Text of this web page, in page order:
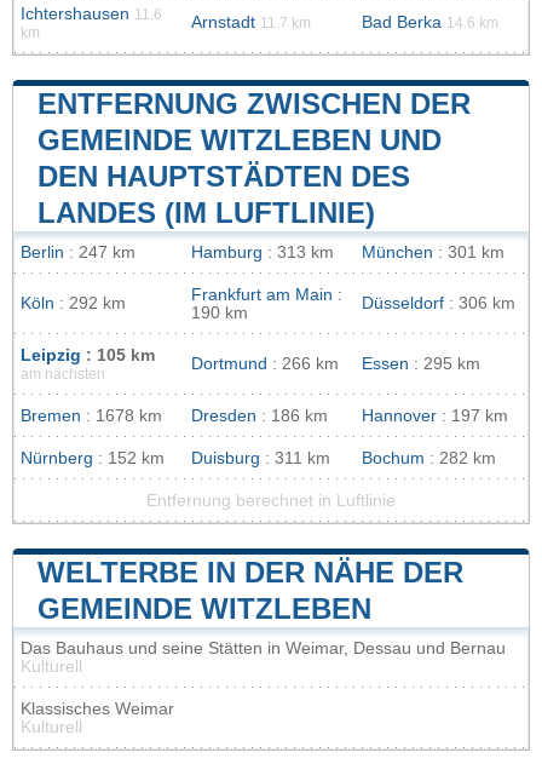
Ichtershausen 11.6
km
Arnstadt 11.7 km Bad Berka 14.6 km
ENTFERNUNG ZWISCHEN DER
GEMEINDE WITZLEBEN UND
DEN HAUPTSTÄDTEN DES
LANDES (IM LUFTLINIE)
Berlin : 247 km Hamburg : 313 km München : 301 km
Köln : 292 km Frankfurt am Main :
190 km
Düsseldorf : 306 km
Leipzig : 105 km
am nächsten
Dortmund : 266 km Essen : 295 km
Bremen : 1678 km Dresden : 186 km Hannover : 197 km
Nürnberg : 152 km Duisburg : 311 km Bochum : 282 km
Entfernung berechnet in Luftlinie
WELTERBE IN DER NÄHE DER
GEMEINDE WITZLEBEN
Das Bauhaus und seine Stätten in Weimar, Dessau und Bernau
Kulturell
Klassisches Weimar
Kulturell